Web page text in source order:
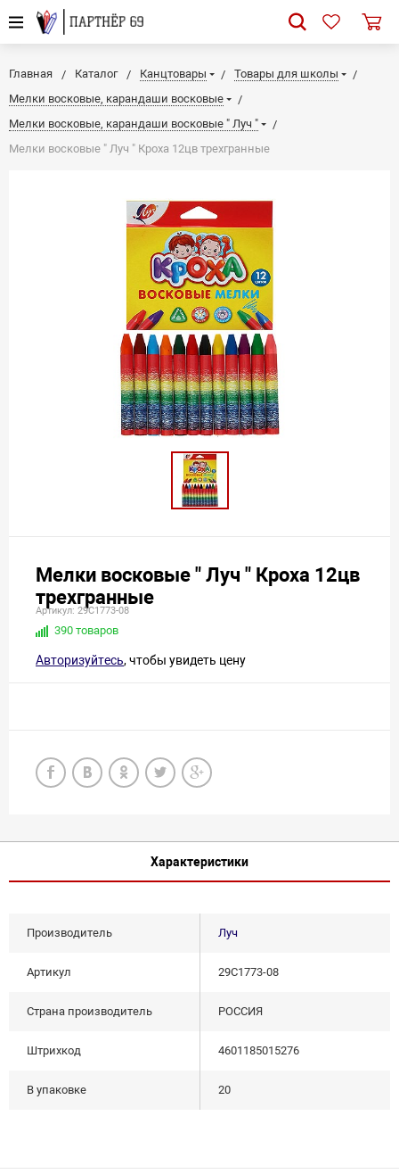
Главная Каталог Канцтовары
Товары для школы
Мелки восковые, карандаши восковые
Мелки восковые, карандаши восковые " Луч "
Мелки восковые " Луч " Кроха 12цв трехгранные
Мелки восковые " Луч " Кроха 12цв
трехгранные
Артикул: 29С1773-08
390 товаров
Авторизуйтесь, чтобы увидеть цену
Характеристики
Производитель Луч
Артикул 29С1773-08
Страна производитель РОССИЯ
Штрихкод 4601185015276
В упаковке 20